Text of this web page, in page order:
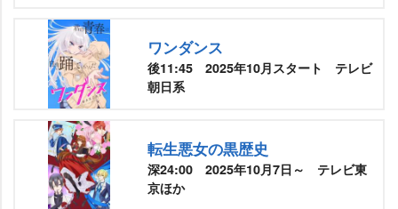
ワンダンス
後11:45 2025年10月スタート テレビ
朝日系
転生悪女の黒歴史
深24:00 2025年10月7日～ テレビ東
京ほか